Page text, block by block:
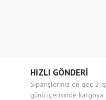
HIZLI GÖNDERİ
Siparişleriniz en geç 2 iş
günü içerisinde kargoya